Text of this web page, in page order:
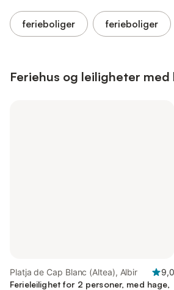
ferieboliger ferieboliger
Feriehus og leiligheter
Platja de Cap Blanc (Altea), Albir
9,0
Ferieleilighet for 2 personer, med hage,